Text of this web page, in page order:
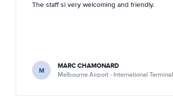
The staff si very welcoming and friendly.
M MARC CHAMONARD
Melbourne Airport - International Terminal